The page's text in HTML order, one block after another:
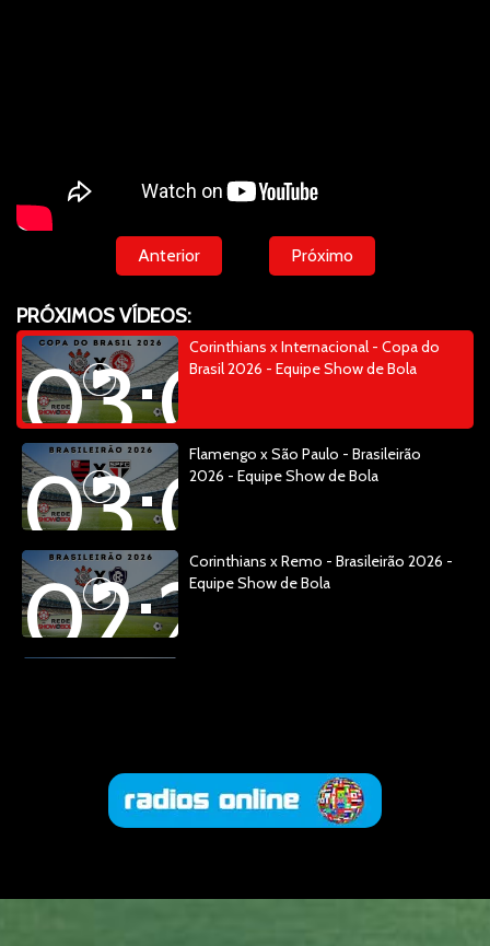
Anterior Próximo
PRÓXIMOS VÍDEOS:
03:04:34
Corinthians x Internacional - Copa do
Brasil 2026 - Equipe Show de Bola
03:04:14
Flamengo x São Paulo - Brasileirão
2026 - Equipe Show de Bola
02:28:48
Corinthians x Remo - Brasileirão 2026 -
Equipe Show de Bola
01:29:15
Esquenta Show de Bola - Copa 20226 -
Brasil x Escócia